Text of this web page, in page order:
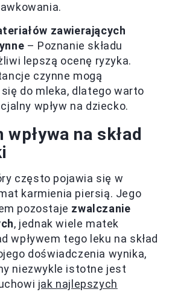
zawierających
– Poznanie składu
lepszą ocenę ryzyka.
czynne mogą
do mleka, dlatego warto
wpływ na dziecko.
na skład
często pojawia się w
karmienia piersią. Jego
pozostaje zwalczanie
, jednak wiele matek
wpływem tego leku na skład
doświadczenia wynika,
niezwykle istotne jest
jak najlepszych